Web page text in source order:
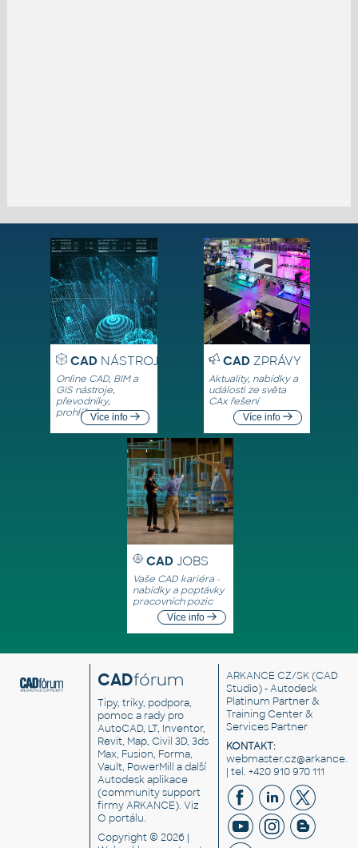
CADNÁSTROJE
Online CAD, BIM a
GIS nástroje,
převodníky,
prohlížečeVíce info
CADZPRÁVY
Aktuality, nabídky a
události ze světa
CAx řešení
Více info
CAD JOBS
Vaše CAD kariéra -
nabídky a poptávky
pracovních pozic
Více info
CADfórum
Tipy, triky, podpora,
pomoc a rady pro
AutoCAD, LT, Inventor,
Revit, Map, Civil 3D, 3ds
Max, Fusion, Forma,
Vault, PowerMill a další
Autodesk aplikace
(community support
firmy ARKANCE). Viz
O portálu.
Copyright © 2026 |
ARKANCE CZ/SK(CAD
Studio) - Autodesk
Platinum Partner &
Training Center &
Services Partner
KONTAKT:
| tel. +420 910 970 111